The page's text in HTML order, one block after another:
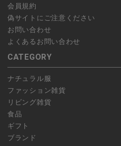
会員規約
偽サイトにご注意ください
お問い合わせ
よくあるお問い合わせ
CATEGORY
ナチュラル服
ファッション雑貨
リビング雑貨
食品
ギフト
ブランド